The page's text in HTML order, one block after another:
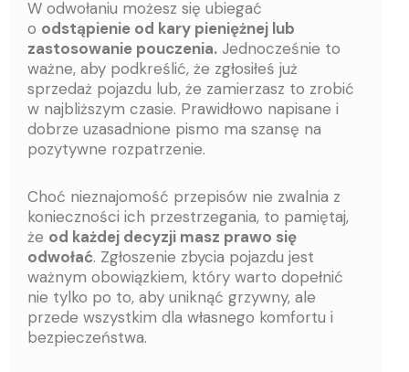
W odwołaniu możesz się ubiegać
o odstąpienie od kary pieniężnej lub
zastosowanie pouczenia. Jednocześnie to
ważne, aby podkreślić, że zgłosiłeś już
sprzedaż pojazdu lub, że zamierzasz to zrobić
w najbliższym czasie. Prawidłowo napisane i
dobrze uzasadnione pismo ma szansę na
pozytywne rozpatrzenie.
Choć nieznajomość przepisów nie zwalnia z
konieczności ich przestrzegania, to pamiętaj,
że od każdej decyzji masz prawo się
odwołać. Zgłoszenie zbycia pojazdu jest
ważnym obowiązkiem, który warto dopełnić
nie tylko po to, aby uniknąć grzywny, ale
przede wszystkim dla własnego komfortu i
bezpieczeństwa.